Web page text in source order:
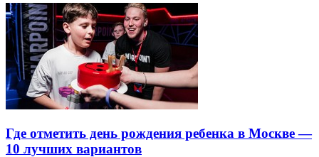
Где отметить день рождения ребенка в Москве —
10 лучших вариантов